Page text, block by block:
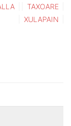
TAXOARE
XULAPAIN